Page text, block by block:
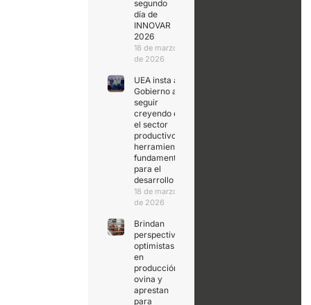
segundo
día de
INNOVAR
2026
18 de marzo
de 2026
UEA insta al
Gobierno a
seguir
creyendo en
el sector
productivo,
herramienta
fundamental
para el
desarrollo
18 de marzo
de 2026
Brindan
perspectivas
optimistas
en
producción
ovina y
aprestan
para